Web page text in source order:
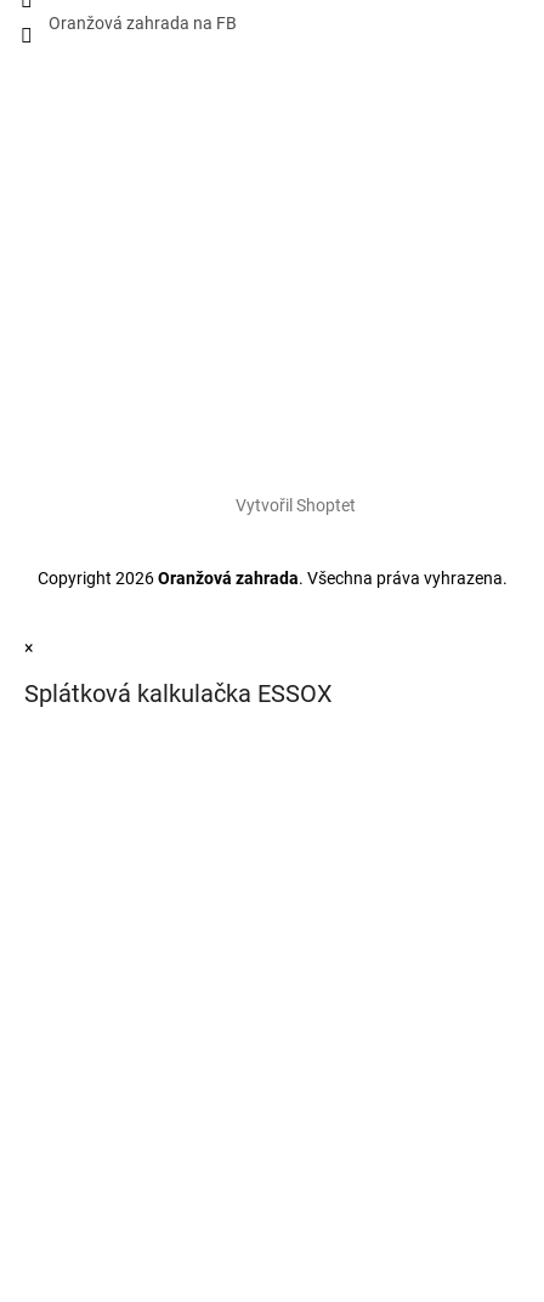
Oranžová zahrada na FB
Vytvořil Shoptet
Copyright 2026Oranžová zahrada. Všechna práva vyhrazena.
×
Splátková kalkulačka ESSOX